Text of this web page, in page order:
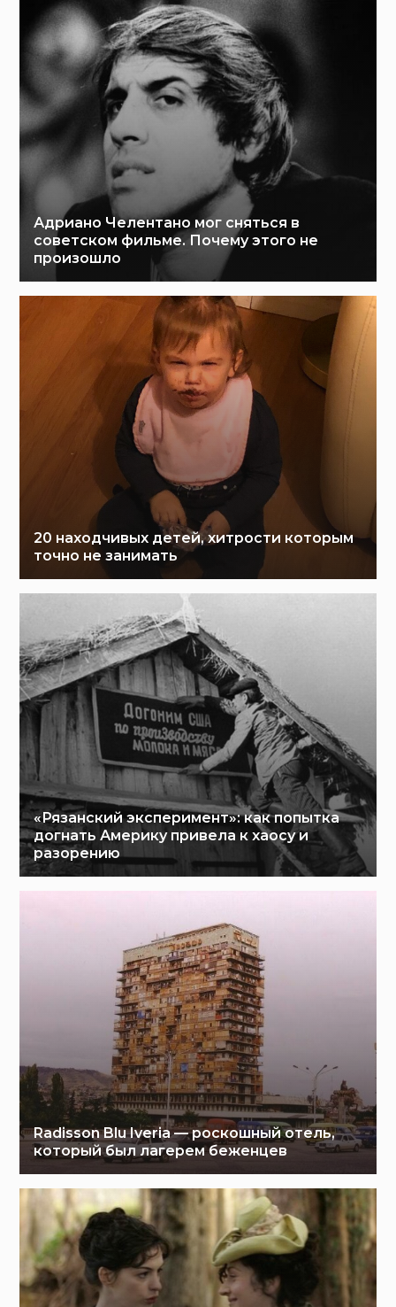
Адриано Челентано мог сняться в
советском фильме. Почему этого не
произошло
20 находчивых детей, хитрости которым
точно не занимать
«Рязанский эксперимент»: как попытка
догнать Америку привела к хаосу и
разорению
Radisson Blu Iveria — роскошный отель,
который был лагерем беженцев